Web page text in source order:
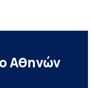
Αθηνών